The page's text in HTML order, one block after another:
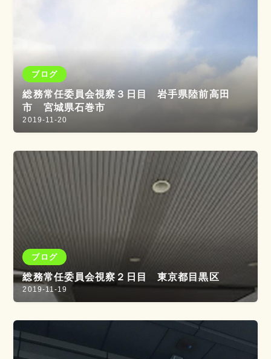
ブログ
総務常任委員会視察３日目 岩手県陸前高田
市 宮城県石巻市
2019-11-20
ブログ
総務常任委員会視察２日目 東京都目黒区
2019-11-19